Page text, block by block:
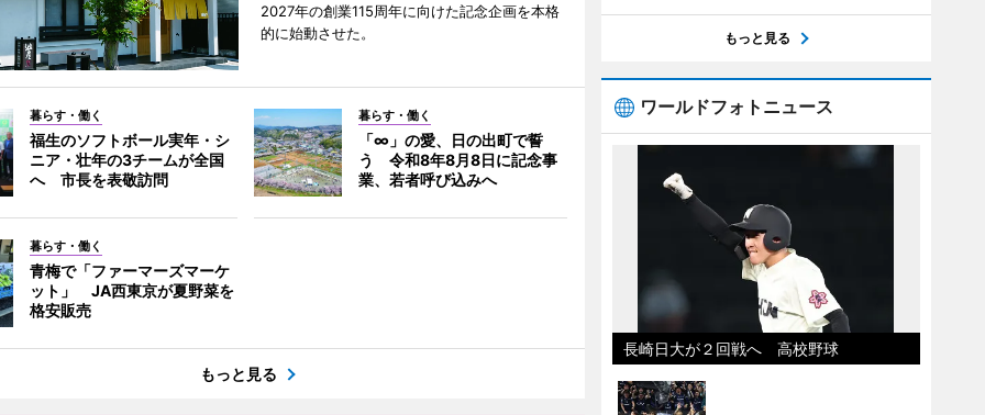
2027年の創業115周年に向けた記念企画を本格
的に始動させた。
暮らす・働く
福生のソフトボール実年・シ
ニア・壮年の3チームが全国
へ 市長を表敬訪問
暮らす・働く
「∞」の愛、日の出町で誓
う 令和8年8月8日に記念事
業、若者呼び込みへ
暮らす・働く
青梅で「ファーマーズマーケ
ット」 JA西東京が夏野菜を
格安販売
もっと見る
もっと見る
ワールドフォトニュース
長崎日大が２回戦へ 高校野球